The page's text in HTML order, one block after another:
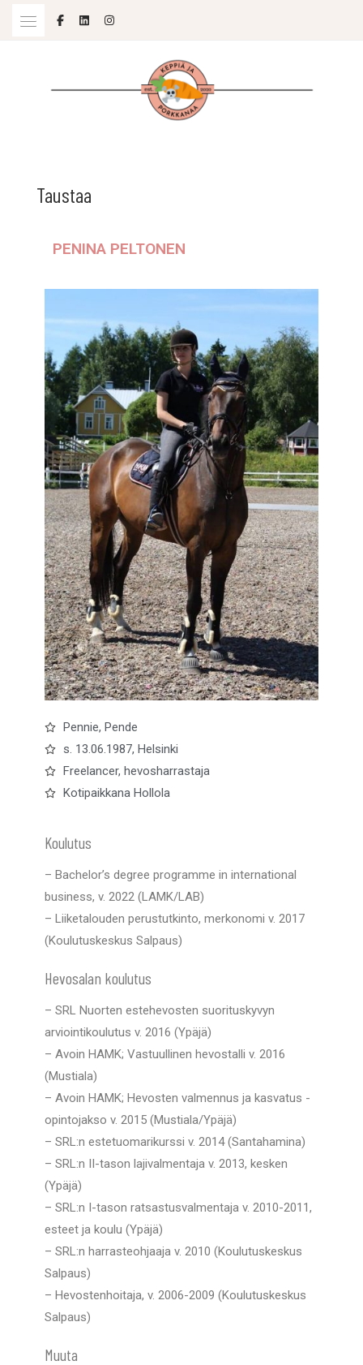
Taustaa
PENINA PELTONEN
Pennie, Pende
s. 13.06.1987, Helsinki
Freelancer, hevosharrastaja
Kotipaikkana Hollola
Koulutus
– Bachelor’s degree programme in international
business, v. 2022 (LAMK/LAB)
– Liiketalouden perustutkinto, merkonomi v. 2017
(Koulutuskeskus Salpaus)
Hevosalan koulutus
– SRL Nuorten estehevosten suorituskyvyn
arviointikoulutus v. 2016 (Ypäjä)
– Avoin HAMK; Vastuullinen hevostalli v. 2016
(Mustiala)
– Avoin HAMK; Hevosten valmennus ja kasvatus -
opintojakso v. 2015 (Mustiala/Ypäjä)
– SRL:n estetuomarikurssi v. 2014 (Santahamina)
– SRL:n II-tason lajivalmentaja v. 2013, kesken
(Ypäjä)
– SRL:n I-tason ratsastusvalmentaja v. 2010-2011,
esteet ja koulu (Ypäjä)
– SRL:n harrasteohjaaja v. 2010 (Koulutuskeskus
Salpaus)
– Hevostenhoitaja, v. 2006-2009 (Koulutuskeskus
Salpaus)
Muuta